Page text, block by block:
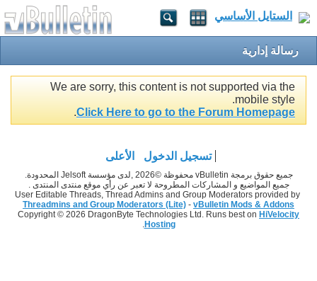
الستايل الأساسي
رسالة إدارية
We are sorry, this content is not supported via the
mobile style.
Click Here to go to the Forum Homepage
.
تسجيل الدخول الأعلى
جميع حقوق برمجة vBulletin محفوظة ©2026 ,لدى مؤسسة Jelsoft المحدودة.
جميع المواضيع و المشاركات المطروحة لا تعبر عن رأي موقع منتدى المنتدى .
User Editable Threads, Thread Admins and Group Moderators provided by
Threadmins and Group Moderators (Lite) - vBulletin Mods & Addons
Copyright © 2026 DragonByte Technologies Ltd. Runs best on HiVelocity
Hosting